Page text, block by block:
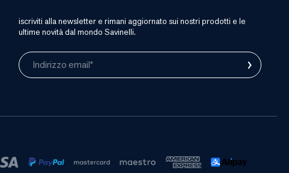
iscriviti alla newsletter e rimani aggiornato sui nostri prodotti e le
ultime novità dal mondo Savinelli.
Indirizzo email* ›